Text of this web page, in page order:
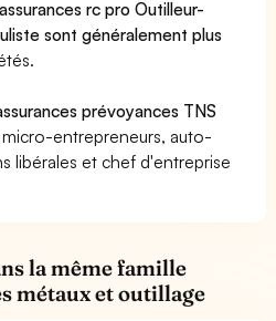
rc pro Outilleur-
sont généralement plus
prévoyances TNS
entrepreneurs, auto-
libérales et chef d'entreprise
la même famille
métaux et outillage